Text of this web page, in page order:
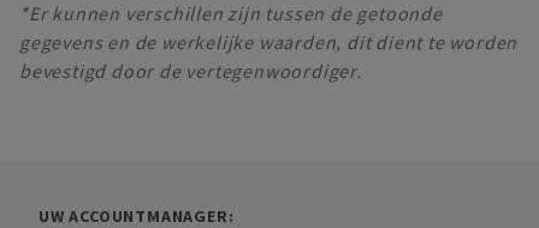
*Er kunnen verschillen zijn tussen de getoonde
gegevens en de werkelijke waarden, dit dient te worden
bevestigd door de vertegenwoordiger.
UW ACCOUNTMANAGER: